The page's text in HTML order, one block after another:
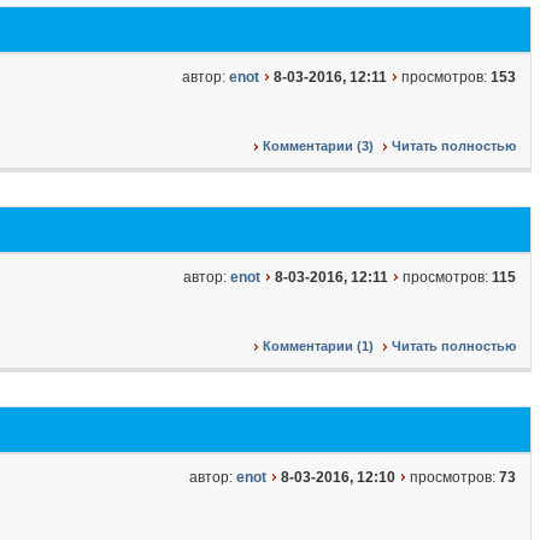
автор: enot 8-03-2016, 12:11 просмотров: 153
Комментарии (3) Читать полностью
автор: enot 8-03-2016, 12:11 просмотров: 115
Комментарии (1) Читать полностью
автор: enot 8-03-2016, 12:10 просмотров: 73